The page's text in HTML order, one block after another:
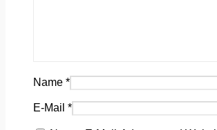
Name *
E-Mail *